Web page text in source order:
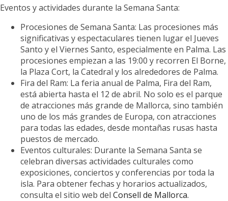
Eventos y actividades durante la Semana Santa:
Procesiones de Semana Santa: Las procesiones más
significativas y espectaculares tienen lugar el Jueves
Santo y el Viernes Santo, especialmente en Palma. Las
procesiones empiezan a las 19:00 y recorren El Borne,
la Plaza Cort, la Catedral y los alrededores de Palma.
Fira del Ram: La feria anual de Palma, Fira del Ram,
está abierta hasta el 12 de abril. No solo es el parque
de atracciones más grande de Mallorca, sino también
uno de los más grandes de Europa, con atracciones
para todas las edades, desde montañas rusas hasta
puestos de mercado.
Eventos culturales: Durante la Semana Santa se
celebran diversas actividades culturales como
exposiciones, conciertos y conferencias por toda la
isla. Para obtener fechas y horarios actualizados,
consulta el sitio web del Consell de Mallorca.